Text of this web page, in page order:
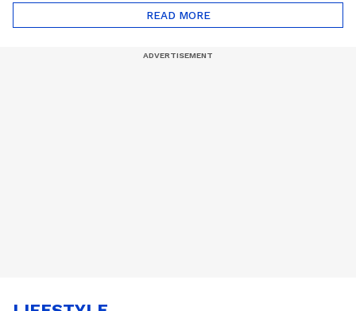
ഒറിയോണിന്റെ യാത്ര
ആരംഭിച്ചു
READ MORE